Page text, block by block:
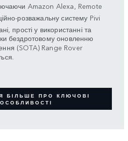
Amazon Alexa, Remote
розважальну систему Pivi
прості у використанні та
бездротовому оновленню
(SOTA) Range Rover
БІЛЬШЕ ПРО КЛЮЧОВІ
ОСОБЛИВОСТІ